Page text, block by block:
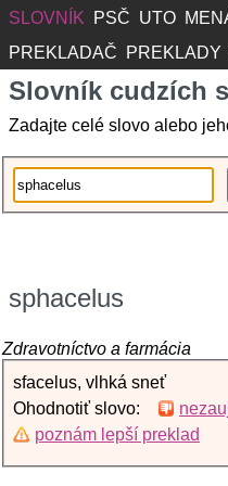
SLOVNÍK PSČ UTO
PREKLADAČ
PREKLADY
Slovník cudzích
Zadajte celé slovo alebo
sphacelus
Zdravotníctvo a farmácia
sfacelus, vlhká sneť
Ohodnotiť slovo:
poznám lepší preklad